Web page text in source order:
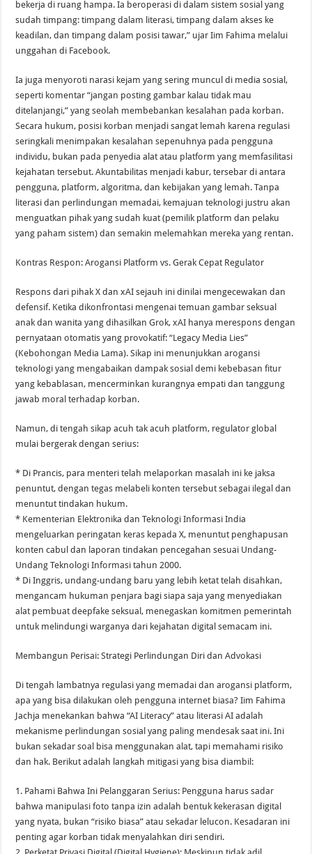
bekerja di ruang hampa. Ia beroperasi di dalam sistem sosial yang
sudah timpang: timpang dalam literasi, timpang dalam akses ke
keadilan, dan timpang dalam posisi tawar,” ujar Iim Fahima melalui
unggahan di Facebook.
Ia juga menyoroti narasi kejam yang sering muncul di media sosial,
seperti komentar “jangan posting gambar kalau tidak mau
ditelanjangi,” yang seolah membebankan kesalahan pada korban.
Secara hukum, posisi korban menjadi sangat lemah karena regulasi
seringkali menimpakan kesalahan sepenuhnya pada pengguna
individu, bukan pada penyedia alat atau platform yang memfasilitasi
kejahatan tersebut. Akuntabilitas menjadi kabur, tersebar di antara
pengguna, platform, algoritma, dan kebijakan yang lemah. Tanpa
literasi dan perlindungan memadai, kemajuan teknologi justru akan
menguatkan pihak yang sudah kuat (pemilik platform dan pelaku
yang paham sistem) dan semakin melemahkan mereka yang rentan.
Kontras Respon: Arogansi Platform vs. Gerak Cepat Regulator
Respons dari pihak X dan xAI sejauh ini dinilai mengecewakan dan
defensif. Ketika dikonfrontasi mengenai temuan gambar seksual
anak dan wanita yang dihasilkan Grok, xAI hanya merespons dengan
pernyataan otomatis yang provokatif: “Legacy Media Lies”
(Kebohongan Media Lama). Sikap ini menunjukkan arogansi
teknologi yang mengabaikan dampak sosial demi kebebasan fitur
yang kebablasan, mencerminkan kurangnya empati dan tanggung
jawab moral terhadap korban.
Namun, di tengah sikap acuh tak acuh platform, regulator global
mulai bergerak dengan serius:
* Di Prancis, para menteri telah melaporkan masalah ini ke jaksa
penuntut, dengan tegas melabeli konten tersebut sebagai ilegal dan
menuntut tindakan hukum.
* Kementerian Elektronika dan Teknologi Informasi India
mengeluarkan peringatan keras kepada X, menuntut penghapusan
konten cabul dan laporan tindakan pencegahan sesuai Undang-
Undang Teknologi Informasi tahun 2000.
* Di Inggris, undang-undang baru yang lebih ketat telah disahkan,
mengancam hukuman penjara bagi siapa saja yang menyediakan
alat pembuat deepfake seksual, menegaskan komitmen pemerintah
untuk melindungi warganya dari kejahatan digital semacam ini.
Membangun Perisai: Strategi Perlindungan Diri dan Advokasi
Di tengah lambatnya regulasi yang memadai dan arogansi platform,
apa yang bisa dilakukan oleh pengguna internet biasa? Iim Fahima
Jachja menekankan bahwa “AI Literacy” atau literasi AI adalah
mekanisme perlindungan sosial yang paling mendesak saat ini. Ini
bukan sekadar soal bisa menggunakan alat, tapi memahami risiko
dan hak. Berikut adalah langkah mitigasi yang bisa diambil:
1. Pahami Bahwa Ini Pelanggaran Serius: Pengguna harus sadar
bahwa manipulasi foto tanpa izin adalah bentuk kekerasan digital
yang nyata, bukan “risiko biasa” atau sekadar lelucon. Kesadaran ini
penting agar korban tidak menyalahkan diri sendiri.